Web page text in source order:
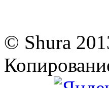
© Shura